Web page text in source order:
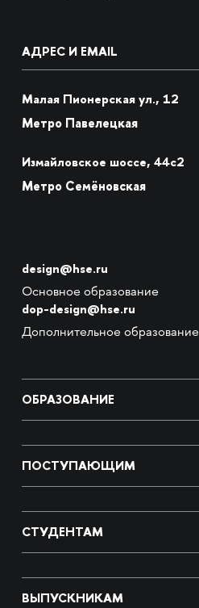
АДРЕС И EMAIL
Малая Пионерская ул., 12
Метро Павелецкая
Измайловское шоссе, 44с2
Метро Семёновская
design@hse.ru
Основное образование
dop-design@hse.ru
Дополнительное образование
ОБРАЗОВАНИЕ
ПОСТУПАЮЩИМ
СТУДЕНТАМ
ВЫПУСКНИКАМ